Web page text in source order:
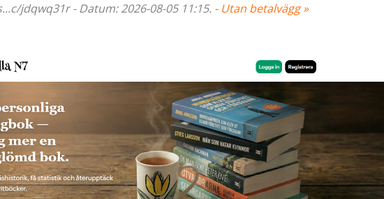
jdqwq31r - Datum: 2026-08-05 11:15. - Utan betalvägg »